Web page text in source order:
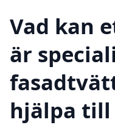
Vad kan
är
hjälpa till